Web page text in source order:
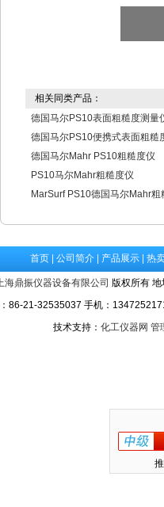
相关同类产品：
德国马尔PS10表面粗糙度测量
德国马尔PS10便携式表面粗糙
德国马尔Mahr PS10粗糙度仪
PS10马尔Mahr粗糙度仪
MarSurf PS10德国马尔Mahr粗
首页| 公司简介| 产品展示| 热
海鼎振仪器设备有限公司 版权所有
86-21-32535037 手机：
技术支持： 化工仪器网 管